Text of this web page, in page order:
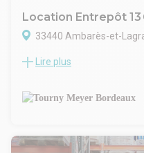
Location Entrepôt 13
33440 Ambarès-et-
A proximité directe de
d'environ 13 862 m² sur un
m².
état
Lire plus